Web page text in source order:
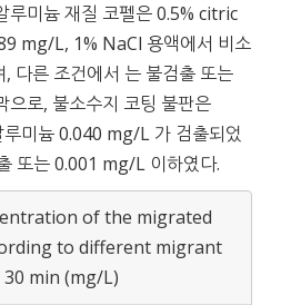
미늄 재질 코펠은 0.5% citric
mg/L, 1% NaCl 용액에서 비소
다른 조건에서 는 불검출 또는
로, 불소수지 코팅 불판은
미늄 0.040 mg/L 가 검출되었
또는 0.001 mg/L 이하였다.
of the migrated
to different migrant
min (mg/L)